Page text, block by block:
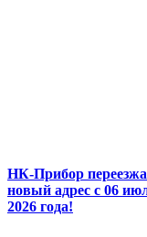
НК-Прибор
новый адрес с 06
2026 года!